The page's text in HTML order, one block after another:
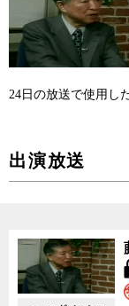
24日の放送で使用し
出演放送
藤井総裁解任に見る人気
先行内閣の限界